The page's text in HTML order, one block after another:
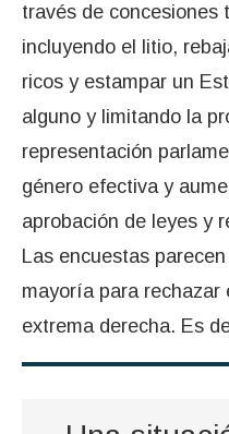
través de concesiones
incluyendo el litio,
ricos y estampar un
alguno y limitando la
representación
género efectiva y
aprobación de leyes y
Las encuestas
mayoría para rechazar
extrema derecha. Es